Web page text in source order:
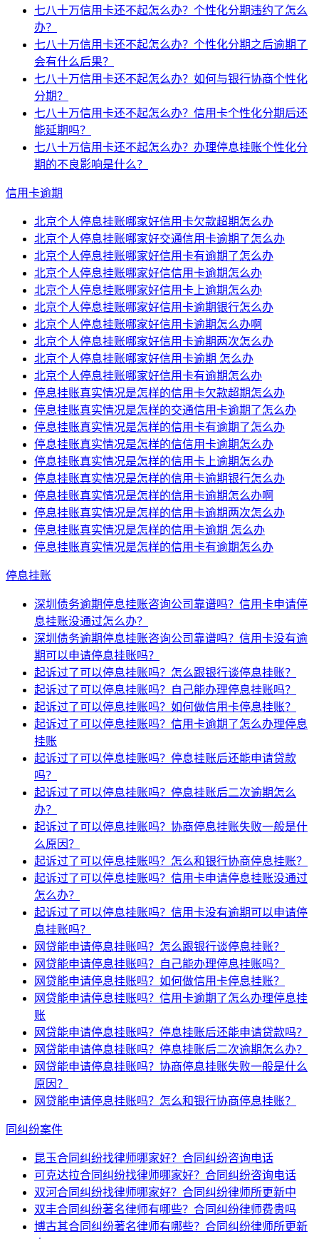
七八十万信用卡还不起怎么办？个性化分期违约了怎么
办？
七八十万信用卡还不起怎么办？个性化分期之后逾期了
会有什么后果？
七八十万信用卡还不起怎么办？如何与银行协商个性化
分期？
七八十万信用卡还不起怎么办？信用卡个性化分期后还
能延期吗？
七八十万信用卡还不起怎么办？办理停息挂账个性化分
期的不良影响是什么？
信用卡逾期
北京个人停息挂账哪家好信用卡欠款超期怎么办
北京个人停息挂账哪家好交通信用卡逾期了怎么办
北京个人停息挂账哪家好信用卡有逾期了怎么办
北京个人停息挂账哪家好信信用卡逾期怎么办
北京个人停息挂账哪家好信用卡上逾期怎么办
北京个人停息挂账哪家好信用卡逾期银行怎么办
北京个人停息挂账哪家好信用卡逾期怎么办啊
北京个人停息挂账哪家好信用卡逾期两次怎么办
北京个人停息挂账哪家好信用卡逾期 怎么办
北京个人停息挂账哪家好信用卡有逾期怎么办
停息挂账真实情况是怎样的信用卡欠款超期怎么办
停息挂账真实情况是怎样的交通信用卡逾期了怎么办
停息挂账真实情况是怎样的信用卡有逾期了怎么办
停息挂账真实情况是怎样的信信用卡逾期怎么办
停息挂账真实情况是怎样的信用卡上逾期怎么办
停息挂账真实情况是怎样的信用卡逾期银行怎么办
停息挂账真实情况是怎样的信用卡逾期怎么办啊
停息挂账真实情况是怎样的信用卡逾期两次怎么办
停息挂账真实情况是怎样的信用卡逾期 怎么办
停息挂账真实情况是怎样的信用卡有逾期怎么办
停息挂账
深圳债务逾期停息挂账咨询公司靠谱吗？信用卡申请停
息挂账没通过怎么办？
深圳债务逾期停息挂账咨询公司靠谱吗？信用卡没有逾
期可以申请停息挂账吗？
起诉过了可以停息挂账吗？怎么跟银行谈停息挂账？
起诉过了可以停息挂账吗？自己能办理停息挂账吗？
起诉过了可以停息挂账吗？如何做信用卡停息挂账？
起诉过了可以停息挂账吗？信用卡逾期了怎么办理停息
挂账
起诉过了可以停息挂账吗？停息挂账后还能申请贷款
吗？
起诉过了可以停息挂账吗？停息挂账后二次逾期怎么
办？
起诉过了可以停息挂账吗？协商停息挂账失败一般是什
么原因？
起诉过了可以停息挂账吗？怎么和银行协商停息挂账？
起诉过了可以停息挂账吗？信用卡申请停息挂账没通过
怎么办？
起诉过了可以停息挂账吗？信用卡没有逾期可以申请停
息挂账吗？
网贷能申请停息挂账吗？怎么跟银行谈停息挂账？
网贷能申请停息挂账吗？自己能办理停息挂账吗？
网贷能申请停息挂账吗？如何做信用卡停息挂账？
网贷能申请停息挂账吗？信用卡逾期了怎么办理停息挂
账
网贷能申请停息挂账吗？停息挂账后还能申请贷款吗？
网贷能申请停息挂账吗？停息挂账后二次逾期怎么办？
网贷能申请停息挂账吗？协商停息挂账失败一般是什么
原因？
网贷能申请停息挂账吗？怎么和银行协商停息挂账？
同纠纷案件
昆玉合同纠纷找律师哪家好？合同纠纷咨询电话
可克达拉合同纠纷找律师哪家好？合同纠纷咨询电话
双河合同纠纷找律师哪家好？合同纠纷律师所更新中
双丰合同纠纷著名律师有哪些？合同纠纷律师费贵吗
博古其合同纠纷著名律师有哪些？合同纠纷律师所更新